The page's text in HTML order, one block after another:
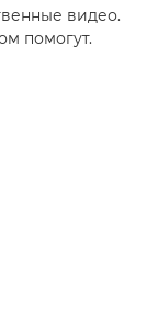
видео.
помогут.